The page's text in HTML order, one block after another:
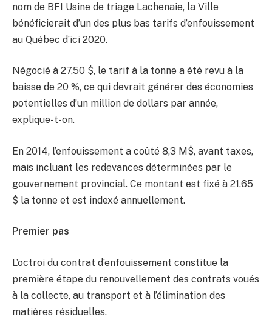
nom de BFI Usine de triage Lachenaie, la Ville
bénéficierait d’un des plus bas tarifs d’enfouissement
au Québec d’ici 2020.
Négocié à 27,50 $, le tarif à la tonne a été revu à la
baisse de 20 %, ce qui devrait générer des économies
potentielles d’un million de dollars par année,
explique-t-on.
En 2014, l’enfouissement a coûté 8,3 M$, avant taxes,
mais incluant les redevances déterminées par le
gouvernement provincial. Ce montant est fixé à 21,65
$ la tonne et est indexé annuellement.
Premier pas
L’octroi du contrat d’enfouissement constitue la
première étape du renouvellement des contrats voués
à la collecte, au transport et à l’élimination des
matières résiduelles.